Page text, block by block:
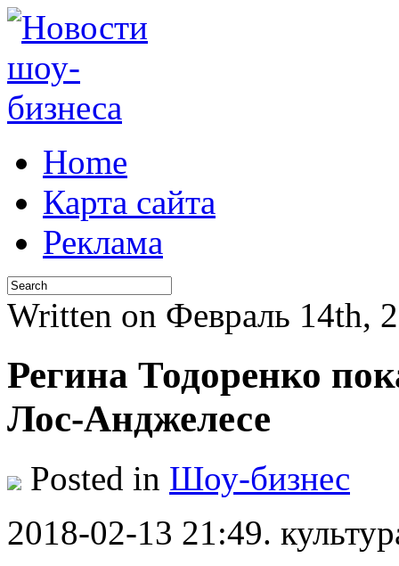
Home
Карта сайта
Реклама
Written on Февраль 14th,
Регина Тодоренко
Лос-Анджелесе
Posted in Шоу-бизнес
2018-02-13 21:49.